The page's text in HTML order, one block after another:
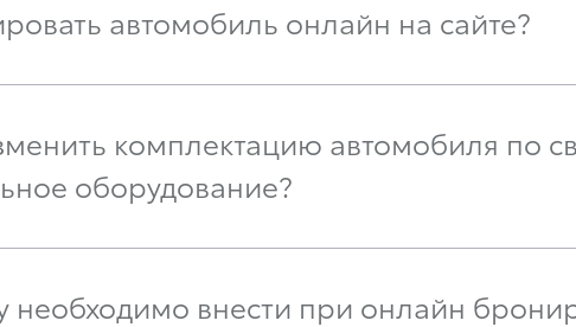
автомобиль онлайн на сайте?
комплектацию автомобиля по
оборудование?
необходимо внести при онлайн